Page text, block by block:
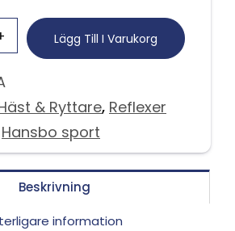
Lägg Till I Varukorg
& Ryttare, Reflexer
Hansbo sport
Beskrivning
information